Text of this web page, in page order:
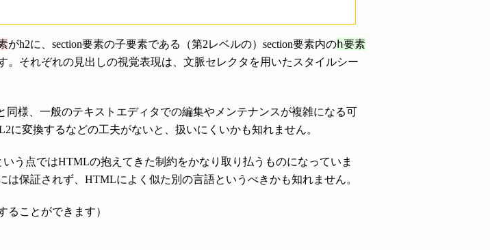
がh2に、section要素の子要素である（第2レベルの）section要素内のh要素
それぞれの見出しの視覚表現は、文脈セレクタを用いたスタイルシー
様、一般のテキストエディタでの編集やメンテナンスが複雑になる可
変換するなどの工夫がないと、扱いにくいかも知れません。
う点ではHTMLの抱えてきた制約をかなり取り払うものになっていま
保証されず、HTMLによく似た別の言語というべきかも知れません。
ることができます）